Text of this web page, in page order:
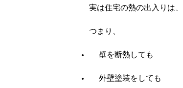
実は住宅の熱の出入りは、
つまり、
壁を断熱しても
外壁塗装をしても